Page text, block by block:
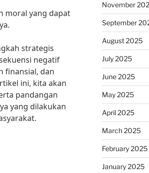
moral yang dapat
strategis
negatif
finansial, dan
ini, kita akan
pandangan
yang dilakukan
November
September
August 2025
July 2025
June 2025
May 2025
April 2025
March 2025
February 2025
January 2025